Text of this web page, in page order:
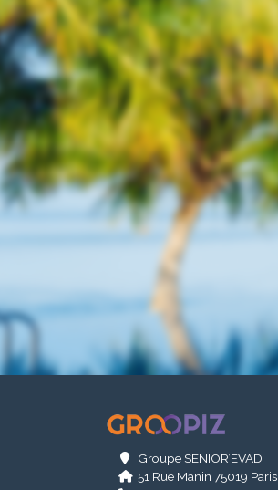
Groupe SENIOR’EVAD
51 Rue Manin 75019 Paris